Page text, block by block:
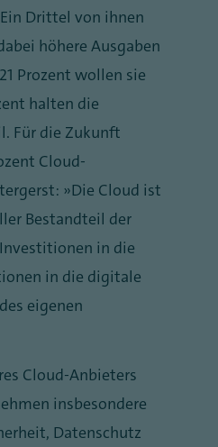
Drittel von ihnen
höhere Ausgaben
Prozent wollen sie
halten die
Für die Zukunft
Cloud-
„Die Cloud ist
Bestandteil der
in die
in die digitale
eigenen
Cloud-Anbieters
insbesondere
Datenschutz